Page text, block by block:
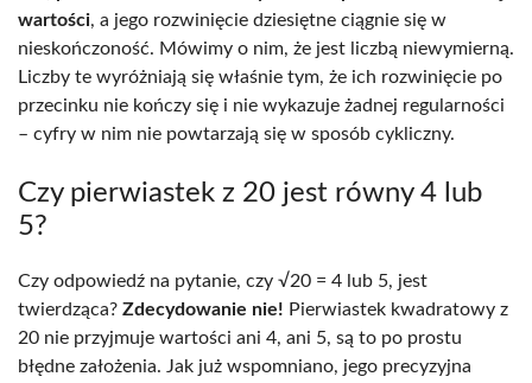
wartości, a jego rozwinięcie dziesiętne ciągnie się w
nieskończoność. Mówimy o nim, że jest liczbą niewymierną.
Liczby te wyróżniają się właśnie tym, że ich rozwinięcie po
przecinku nie kończy się i nie wykazuje żadnej regularności
– cyfry w nim nie powtarzają się w sposób cykliczny.
Czy pierwiastek z 20 jest równy 4 lub
5?
Czy odpowiedź na pytanie, czy √20 = 4 lub 5, jest
twierdząca? Zdecydowanie nie! Pierwiastek kwadratowy z
20 nie przyjmuje wartości ani 4, ani 5, są to po prostu
błędne założenia. Jak już wspomniano, jego precyzyjna